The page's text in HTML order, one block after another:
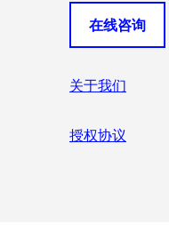
在线咨询
关于我们
授权协议